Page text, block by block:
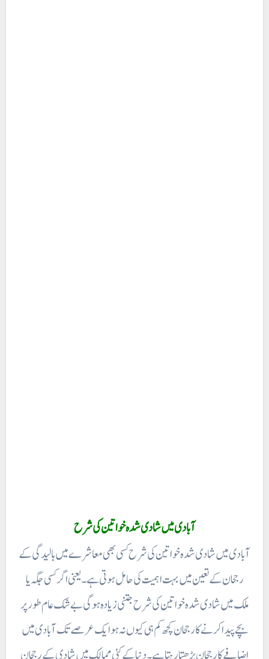
آبادی میں شادی شدہ خواتین کی شرح
آبادی میں شادی شدہ خواتین کی شرح کسی بھی معاشرے میں بالیدگی کے
رجحان کے تعین میں بہت اہمیت کی حامل ہوتی ہے۔ یعنی اگرکسی جگہ یا
ملک میں شادی شدہ خواتین کی شرح جتنی زیادہ ہوگی بے شک عام طور پر
بچے پیدا کرنے کارجحان کچھ کم ہی کیوں نہ ہو ایک عرصے تک آبادی میں